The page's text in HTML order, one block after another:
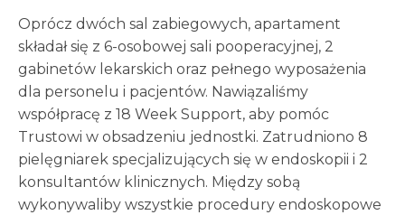
Oprócz dwóch sal zabiegowych, apartament
składał się z 6-osobowej sali pooperacyjnej, 2
gabinetów lekarskich oraz pełnego wyposażenia
dla personelu i pacjentów. Nawiązaliśmy
współpracę z 18 Week Support, aby pomóc
Trustowi w obsadzeniu jednostki. Zatrudniono 8
pielęgniarek specjalizujących się w endoskopii i 2
konsultantów klinicznych. Między sobą
wykonywaliby wszystkie procedury endoskopowe